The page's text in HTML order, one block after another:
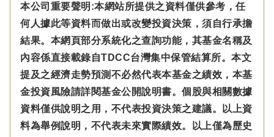
本公司重要聲明:本網站所提供之資料僅供參考，任
何人據此等資料而做出或改變投資決策，須自行承擔
結果。本網頁部分系統化之查詢功能，其基金名稱及
內容係直接載錄自TDCC台灣集中保管結算所。本文
提及之經濟走勢預測不必然代表本基金之績效，本基
金投資風險請詳閱基金公開說明書。個股與相關數據
資料僅供說明之用，不代表投資決策之建議。以上資
料為舉例說明，不代表未來實際績效。以上僅為歷史